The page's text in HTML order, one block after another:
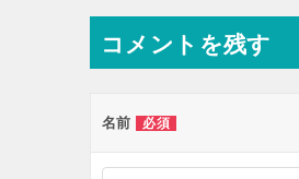
ナ
ビ
ー
コメントを残す
名前 必須